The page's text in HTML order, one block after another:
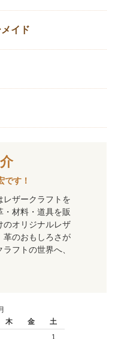
イド
です！
レザークラフトを
材料・道具を販
のオリジナルレザ
革のおもしろさが
フトの世界へ、
木 金
土
1